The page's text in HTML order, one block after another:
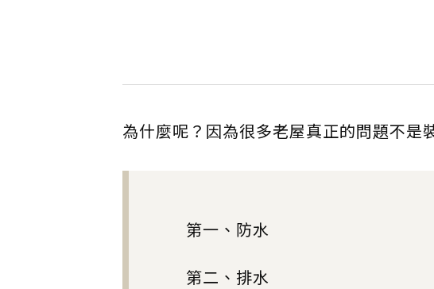
為什麼呢？因為很多老屋真正的問題不是
第一、防水
第二、排水